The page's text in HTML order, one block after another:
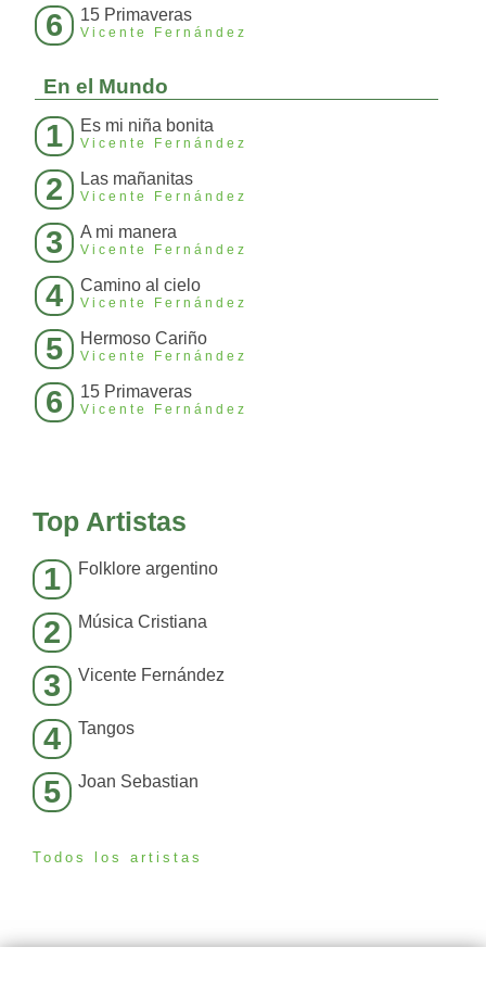
6 15 Primaveras
Vicente Fernández
En el Mundo
1 Es mi niña bonita
Vicente Fernández
2 Las mañanitas
Vicente Fernández
3 A mi manera
Vicente Fernández
4 Camino al cielo
Vicente Fernández
5 Hermoso Cariño
Vicente Fernández
6 15 Primaveras
Vicente Fernández
Top Artistas
1 Folklore argentino
2 Música Cristiana
3 Vicente Fernández
4 Tangos
5 Joan Sebastian
Todos los artistas